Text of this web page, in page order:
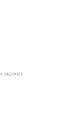
может